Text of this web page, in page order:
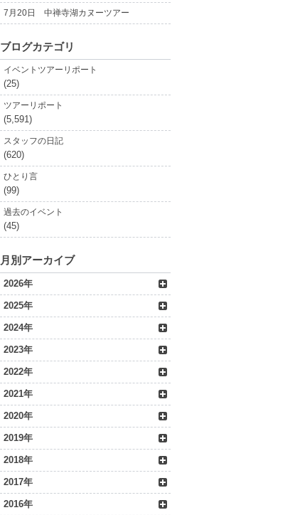
7月20日 中禅寺湖カヌーツアー
ブログカテゴリ
イベントツアーリポート
(25)
ツアーリポート
(5,591)
スタッフの日記
(620)
ひとり言
(99)
過去のイベント
(45)
月別アーカイブ
2026年
2025年
2024年
2023年
2022年
2021年
2020年
2019年
2018年
2017年
2016年